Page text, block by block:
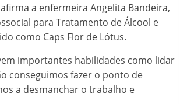
a enfermeira Angelita Bandeira,
para Tratamento de Álcool e
como Caps Flor de Lótus.
importantes habilidades como lidar
conseguimos fazer o ponto de
a desmanchar o trabalho e